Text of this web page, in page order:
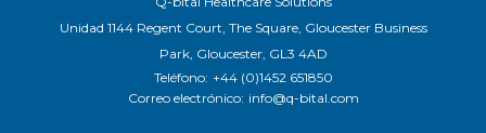
Unidad 1144 Regent Court, The Square, Gloucester Business
Park, Gloucester, GL3 4AD
Teléfono: +44 (0)1452 651850
Correo electrónico: info@q-bital.com